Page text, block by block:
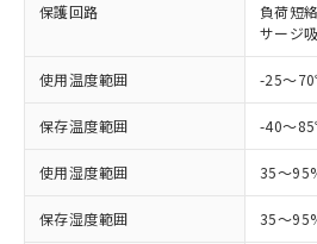
保護回路
負荷短
サージ
使用温度範囲 -25～
保存温度範囲 -40～
使用湿度範囲 35～
保存湿度範囲 35～
ご利用条件
以下の条件をお読みいただ
ご利用ください。
対応済み：EU RoHS指
非含有に対応した製品が提
す。
対応予定：EU RoHS指令
有に対応した製品に切り替
対応予定なし：EU RoHS
非含有に非対応の商品で、